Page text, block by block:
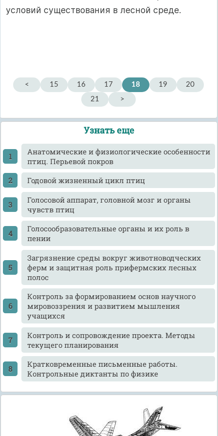
условий существования в лесной среде.
< 15 16 17 18 19
20
21
>
Узнать еще
Анатомические и физиологические особенности
птиц. Перьевой покров
Годовой жизненный цикл птиц
Голосовой аппарат, головной мозг и органы
чувств птиц
Голосообразовательные органы и их роль в
пении
Загрязнение среды вокруг животноводческих
ферм и защитная роль прифермских лесных
полос
Контроль за формированием основ научного
мировоззрения и развитием мышления
учащихся
Контроль и сопровождение проекта. Методы
текущего планирования
Кратковременные письменные работы.
Контрольные диктанты по физике